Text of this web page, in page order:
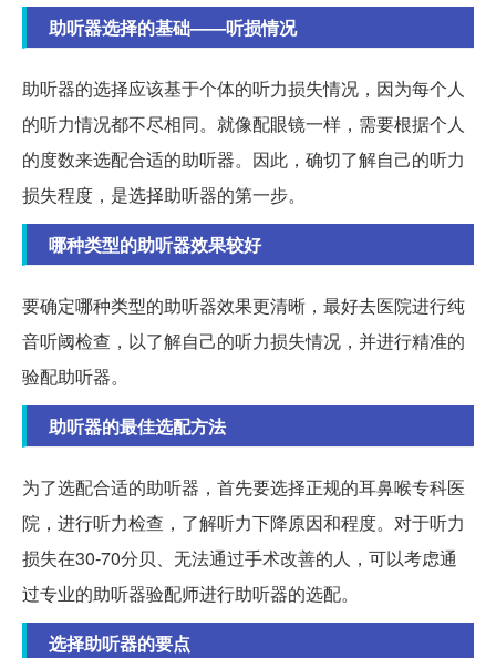
助听器选择的基础——听损情况
助听器的选择应该基于个体的听力损失情况，因为每个人
的听力情况都不尽相同。就像配眼镜一样，需要根据个人
的度数来选配合适的助听器。因此，确切了解自己的听力
损失程度，是选择助听器的第一步。
哪种类型的助听器效果较好
要确定哪种类型的助听器效果更清晰，最好去医院进行纯
音听阈检查，以了解自己的听力损失情况，并进行精准的
验配助听器。
助听器的最佳选配方法
为了选配合适的助听器，首先要选择正规的耳鼻喉专科医
院，进行听力检查，了解听力下降原因和程度。对于听力
损失在30-70分贝、无法通过手术改善的人，可以考虑通
过专业的助听器验配师进行助听器的选配。
选择助听器的要点